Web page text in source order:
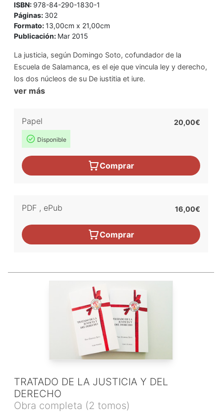
ISBN: 978-84-290-1830-1
Páginas: 302
Formato:13,00cm x 21,00cm
Publicación: Mar 2015
La justicia, según Domingo Soto, cofundador de la
Escuela de Salamanca, es el eje que vincula ley y derecho,
los dos núcleos de su De iustitia et iure.
ver más
Papel
Disponible
20,00€
Comprar
PDF , ePub 16,00€
Comprar
TRATADO DE LA JUSTICIA Y DEL
DERECHO
Obra completa (2 tomos)